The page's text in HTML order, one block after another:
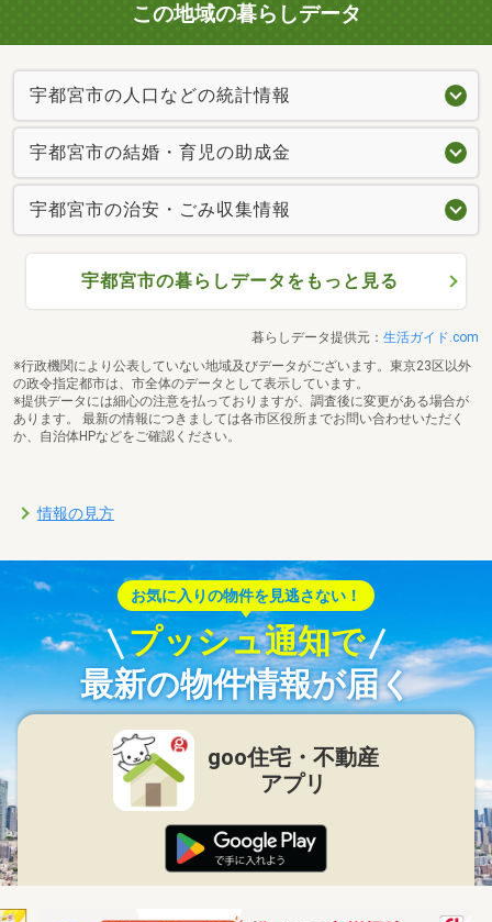
この地域の暮らしデータ
宇都宮市の人口などの統計情報
宇都宮市の結婚・育児の助成金
宇都宮市の治安・ごみ収集情報
宇都宮市の暮らしデータをもっと見る
暮らしデータ提供元： 生活ガイド.com
※行政機関により公表していない地域及びデータがございます。東京23区以外
の政令指定都市は、市全体のデータとして表示しています。
※提供データには細心の注意を払っておりますが、調査後に変更がある場合が
あります。 最新の情報につきましては各市区役所までお問い合わせいただく
か、自治体HPなどをご確認ください。
情報の見方
お気に入りの物件を見逃さない！
プッシュ通知で
最新の物件情報が届く
goo住宅・不動産
アプリ